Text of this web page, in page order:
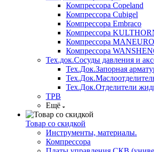
Компрессора Copeland
Компрессора Cubigel
Компрессора Embraco
Компрессора
Компрессора
Компрессора
Тех.док.Сосуды давления и
Тех.Док.Запорная
Тех.Док.Отделители
ТРВ
Ещё
Товар со скидкой
Инструменты, материалы.
Компрессора